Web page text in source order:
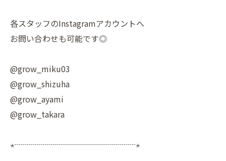
各スタッフのInstagramアカウントへ
お問い合わせも可能です◎
@grow_miku03
@grow_shizuha
@grow_ayami
@grow_takara
⋆┈┈┈┈┈┈┈┈┈┈┈┈┈┈┈⋆